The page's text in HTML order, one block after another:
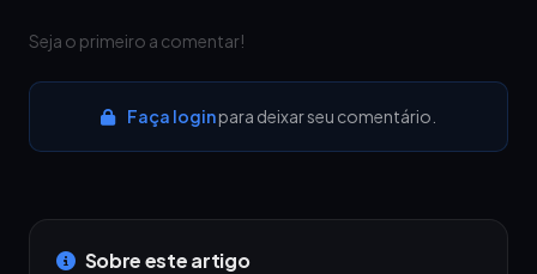
Seja o primeiro a comentar!
Faça loginpara deixar seu comentário.
Sobre este artigo